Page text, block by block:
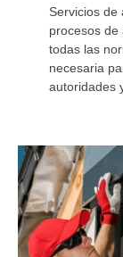
Servicios de
procesos de
todas las
necesaria
autoridades